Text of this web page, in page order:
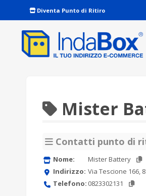
Diventa Punto di Ritiro
Mister
Contatti punto di
Nome:
Mister Battery
Indirizzo: Via Tescione 166,
Telefono: 0823302131